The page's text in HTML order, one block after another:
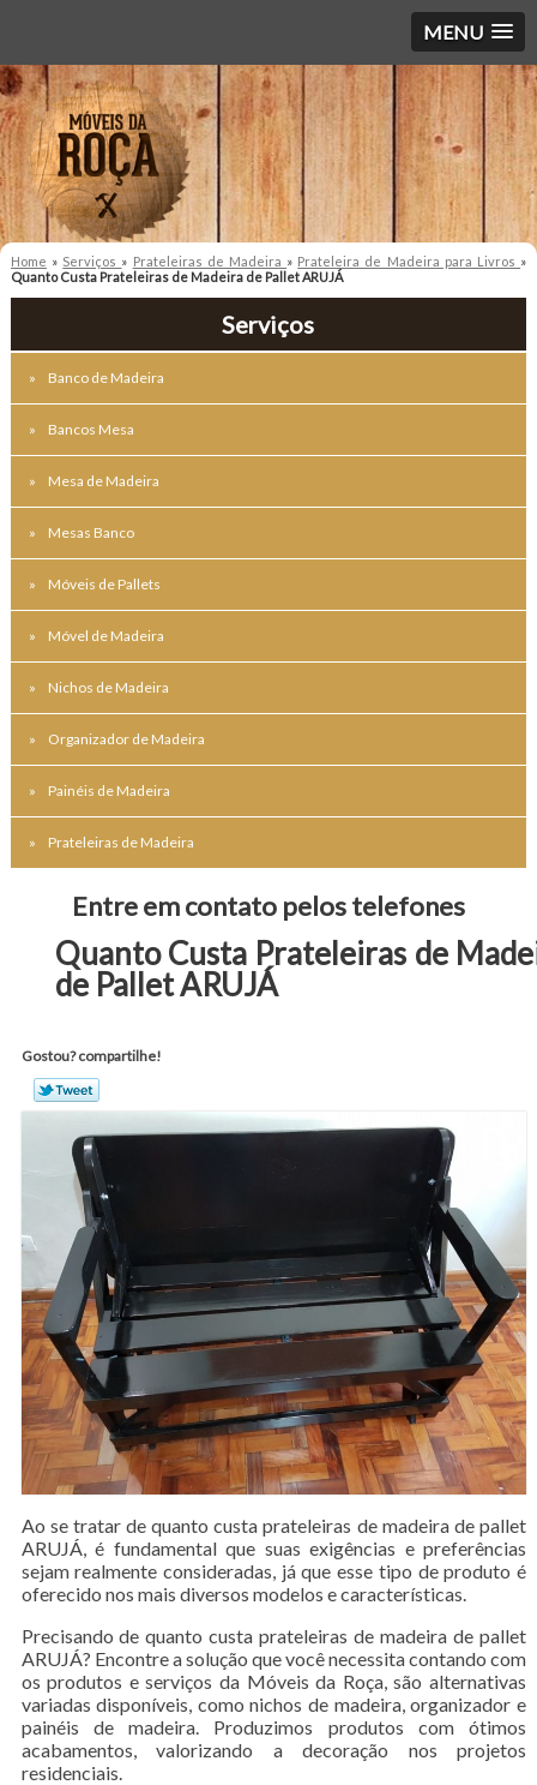
MENU
Home » Serviços » Prateleiras de Madeira » Prateleira de Madeira para Livros »
Quanto Custa Prateleiras de Madeira de Pallet ARUJÁ
Serviços
Banco de Madeira
Bancos Mesa
Mesa de Madeira
Mesas Banco
Móveis de Pallets
Móvel de Madeira
Nichos de Madeira
Organizador de Madeira
Painéis de Madeira
Prateleiras de Madeira
Entre em contato pelos telefones
Quanto Custa Prateleiras de
de Pallet ARUJÁ
Gostou? compartilhe!
Ao se tratar de quanto custa prateleiras de madeira de pallet
ARUJÁ, é fundamental que suas exigências e preferências
sejam realmente consideradas, já que esse tipo de produto é
oferecido nos mais diversos modelos e características.
Precisando de quanto custa prateleiras de madeira de pallet
ARUJÁ? Encontre a solução que você necessita contando com
os produtos e serviços da Móveis da Roça, são alternativas
variadas disponíveis, como nichos de madeira, organizador e
painéis de madeira. Produzimos produtos com ótimos
acabamentos, valorizando a decoração nos projetos
residenciais.